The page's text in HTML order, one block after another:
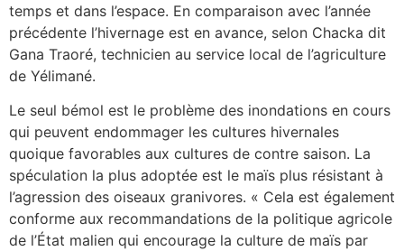
temps et dans l’espace. En comparaison avec l’année
précédente l’hivernage est en avance, selon Chacka dit
Gana Traoré, technicien au service local de l’agriculture
de Yélimané.
Le seul bémol est le problème des inondations en cours
qui peuvent endommager les cultures hivernales
quoique favorables aux cultures de contre saison. La
spéculation la plus adoptée est le maïs plus résistant à
l’agression des oiseaux granivores. « Cela est également
conforme aux recommandations de la politique agricole
de l’État malien qui encourage la culture de maïs par